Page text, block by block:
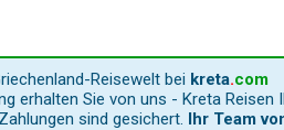
Reisewelt bei kreta.com
erhalten Sie von uns - Kreta
sind gesichert. Ihr Team